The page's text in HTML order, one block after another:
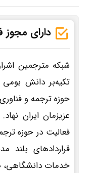
دارای
شبکه مترجمین
تکیه‌بر دانش
حوزه ترجمه و
عزیزمان ایران
فعالیت در حوزه
قراردادهای
خدمات دانشگاهی،